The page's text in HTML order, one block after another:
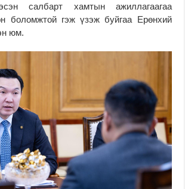
салбарт хамтын ажиллагаагаа
боломжтой гэж үзэж буйгаа Ерөнхий
юм.